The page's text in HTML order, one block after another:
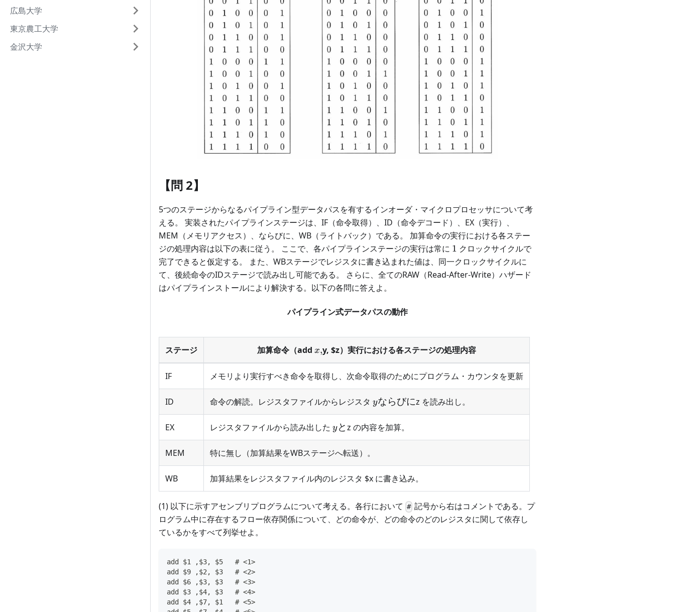
広島大学
東京農工大学
金沢大学
【問 2】
5つのステージからなるパイプライン型データパスを有するインオーダ・マイクロプロセッサについて考
える。 実装されたパイプラインステージは、IF（命令取得）、ID（命令デコード）、EX（実行）、
MEM（メモリアクセス）、ならびに、WB（ライトバック）である。 加算命令の実行における各ステー
ジの処理内容は以下の表に従う。 ここで、各パイプラインステージの実行は常に 1
1 クロックサイクルで
完了できると仮定する。 また、WBステージでレジスタに書き込まれた値は、同一クロックサイクルに
て、後続命令のIDステージで読み出し可能である。 さらに、全てのRAW（Read-After-Write）ハザード
はパイプラインストールにより解決する。以下の各問に答えよ。
パイプライン式データパスの動作
ステージ 加算命令（add x,
x,y, $z）実行における各ステージの処理内容
IF メモリより実行すべき命令を取得し、次命令取得のためにプログラム・カウンタを更新
ID 命令の解読。レジスタファイルからレジスタ y
な
ら
び
yならびにz を読み出し。
EX レジスタファイルから読み出した y
と
yとz の内容を加算。
MEM 特に無し（加算結果をWBステージへ転送）。
WB 加算結果をレジスタファイル内のレジスタ $x に書き込み。
(1) 以下に示すアセンブリプログラムについて考える。各行において # 記号から右はコメントである。プ
ログラム中に存在するフロー依存関係について、どの命令が、どの命令のどのレジスタに関して依存し
ているかをすべて列挙せよ。
add $1 ,$3, $5   # <1>
add $9 ,$2, $3   # <2>
add $6 ,$3, $3   # <3>
add $3 ,$4, $3   # <4>
add $4 ,$7, $1   # <5>